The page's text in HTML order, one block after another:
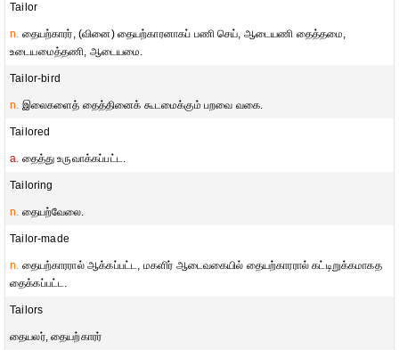
Tailor
n. தையற்காரர், (வினை) தையற்காரனாகப் பணி செய், ஆடையணி தைத்தமை,
உடையமைத்தணி, ஆடையமை.
Tailor-bird
n. இலைகளைத் தைத்தினைக் கூடமைக்கும் பறவை வகை.
Tailored
a. தைத்து உருவாக்கப்பட்ட.
Tailoring
n. தையற்வேலை.
Tailor-made
n. தையற்காரரால் ஆக்கப்பட்ட, மகளிர் ஆடைவகையில் தையற்காரரால் கட்டிறுக்கமாகத
தைக்கப்பட்ட.
Tailors
தையலர், தையற்காரர்